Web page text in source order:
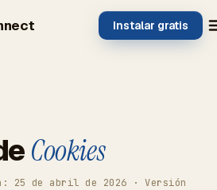
Instalar gratis
Cookies
25 de abril de 2026 · Versión